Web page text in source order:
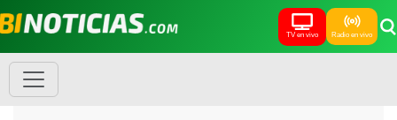
TV en vivo Radio en vivo